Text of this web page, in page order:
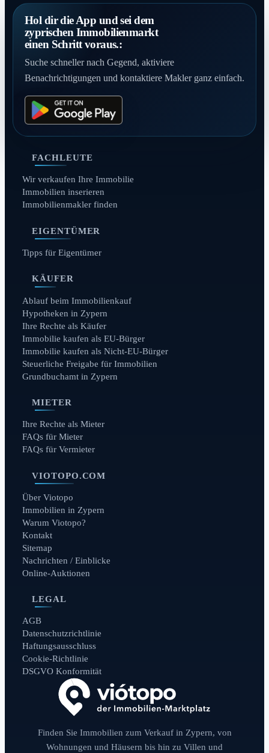
Hol dir die App und sei dem
zyprischen Immobilienmarkt
einen Schritt voraus.:
Suche schneller nach Gegend, aktiviere
Benachrichtigungen und kontaktiere Makler ganz einfach.
FACHLEUTE
Wir verkaufen Ihre Immobilie
Immobilien inserieren
Immobilienmakler finden
EIGENTÜMER
Tipps für Eigentümer
KÄUFER
Ablauf beim Immobilienkauf
Hypotheken in Zypern
Ihre Rechte als Käufer
Immobilie kaufen als EU-Bürger
Immobilie kaufen als Nicht-EU-Bürger
Steuerliche Freigabe für Immobilien
Grundbuchamt in Zypern
MIETER
Ihre Rechte als Mieter
FAQs für Mieter
FAQs für Vermieter
VIOTOPO.COM
Über Viotopo
Immobilien in Zypern
Warum Viotopo?
Kontakt
Sitemap
Nachrichten / Einblicke
Online-Auktionen
LEGAL
AGB
Datenschutzrichtlinie
Haftungsausschluss
Cookie-Richtlinie
DSGVO Konformität
Finden Sie Immobilien zum Verkauf in Zypern, von
Wohnungen und Häusern bis hin zu Villen und